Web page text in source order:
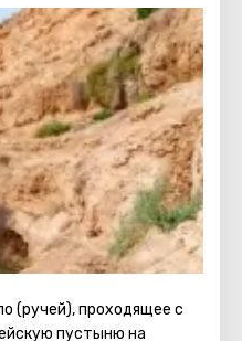
несколько лет назад
можно было только раз в
изменилась. Теперь
место для
оборудовано
гостей. Здесь есть
где можно приобрести
раздевалки, навесы,
в этом живописном
со всего мира.
(ручей), проходящее с
пустыню на